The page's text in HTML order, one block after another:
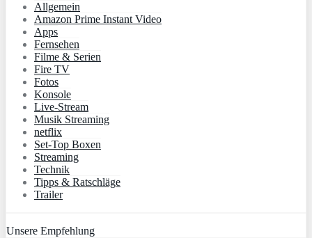
Allgemein
Amazon Prime Instant Video
Apps
Fernsehen
Filme & Serien
Fire TV
Fotos
Konsole
Live-Stream
Musik Streaming
netflix
Set-Top Boxen
Streaming
Technik
Tipps & Ratschläge
Trailer
Unsere Empfehlung